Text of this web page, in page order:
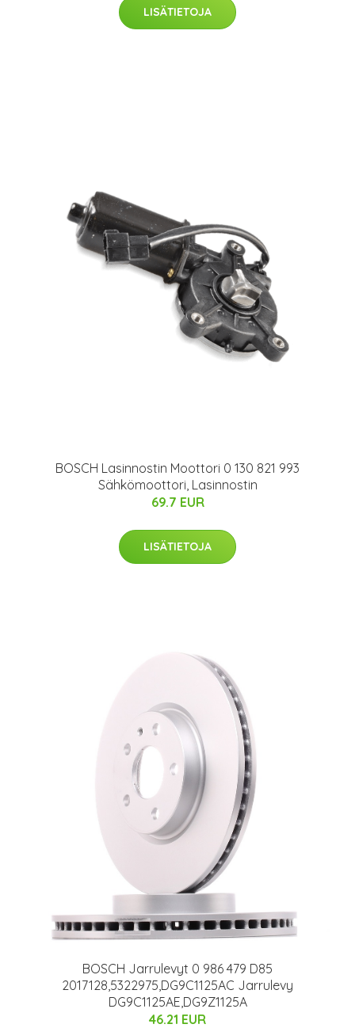
LISÄTIETOJA
BOSCH Lasinnostin Moottori 0 130 821 993
Sähkömoottori, Lasinnostin
69.7 EUR
LISÄTIETOJA
BOSCH Jarrulevyt 0 986 479 D85
2017128,5322975,DG9C1125AC Jarrulevy
DG9C1125AE,DG9Z1125A
46.21 EUR